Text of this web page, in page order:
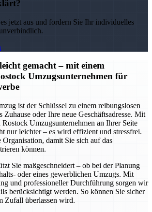
jetzt aus und fordern Sie Ihr individuelles
gemacht – mit einem
Umzugsunternehmen für
ist der Schlüssel zu einem reibungslosen
Zuhause oder Ihre neue Geschäftsadresse. Mit
Rostock Umzugsunternehmen an Ihrer Seite
nur leichter – es wird effizient und stressfrei.
damit Sie sich auf das
können.
Sie maßgeschneidert – ob bei der Planung
oder eines gewerblichen Umzugs. Mit
und professioneller Durchführung sorgen wir
berücksichtigt werden. So können Sie sicher
Zufall überlassen wird.